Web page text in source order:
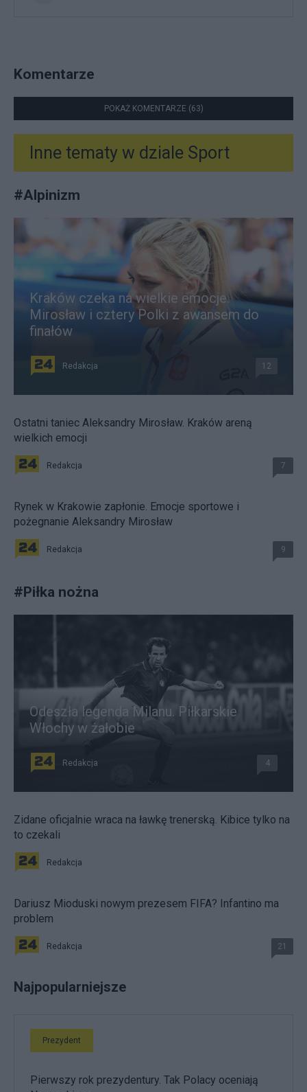
Komentarze
POKAŻ KOMENTARZE (63)
Inne tematy w dziale Sport
#Alpinizm
Kraków czeka na wielkie emocje.
Mirosław i cztery Polki z awansem do
finałów
Redakcja 12
Ostatni taniec Aleksandry Mirosław. Kraków areną
wielkich emocji
Redakcja 7
Rynek w Krakowie zapłonie. Emocje sportowe i
pożegnanie Aleksandry Mirosław
Redakcja 9
#Piłka nożna
Odeszła legenda Milanu. Piłkarskie
Włochy w żałobie
Redakcja 4
Zidane oficjalnie wraca na ławkę trenerską. Kibice tylko na
to czekali
Redakcja
Dariusz Mioduski nowym prezesem FIFA? Infantino ma
problem
Redakcja 21
Najpopularniejsze
Prezydent
Pierwszy rok prezydentury. Tak Polacy oceniają